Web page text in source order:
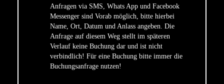
Anfragen via SMS, Whats App und Facebook
Messenger sind Vorab möglich, bitte hierbei
Name, Ort, Datum und Anlass angeben. Die
Anfrage auf diesem Weg stellt im späteren
Verlauf keine Buchung dar und ist nicht
verbindlich! Für eine Buchung bitte immer die
Buchungsanfrage nutzen!